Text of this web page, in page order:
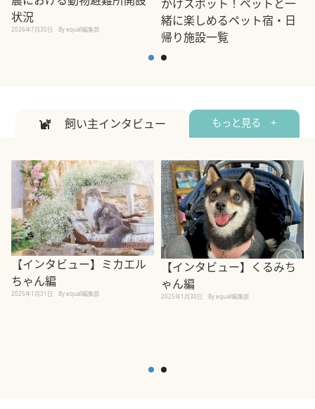
状況
2026年7月30日 By equall編集部
かけスポット！ペットと一
緒に楽しめるペット宿・日
帰り施設一覧
飼い主インタビュー もっと見る +
【インタビュー】ミカエル
ちゃん編
2025年1月31日 By equall編集部
【インタビュー】くるみち
ゃん編
2025年1月30日 By equall編集部